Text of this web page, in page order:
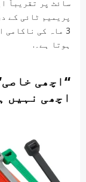
سائٹ پر تقریباً
پریمیم ٹائی کے
ہوتا ہے۔.
“اچھی
اچھی نہیں